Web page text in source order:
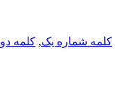
کلمه شماره یک, کلمه دو